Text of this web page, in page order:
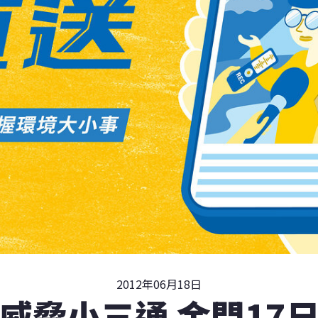
2012年06月18日